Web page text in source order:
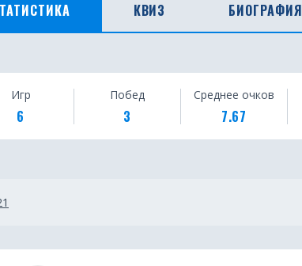
КВИЗ БИОГРАФИЯ
Игр
6
Побед
3
Среднее очков
7.67